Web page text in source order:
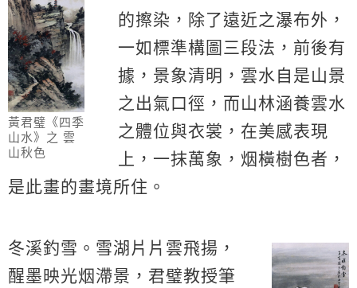
黃君璧《四季
山水》之 雲
山秋色
的擦染，除了遠近之瀑布外，
一如標準構圖三段法，前後有
據，景象清明，雲水自是山景
之出氣口徑，而山林涵養雲水
之體位與衣裳，在美感表現
上，一抹萬象，烟橫樹色者，
是此畫的畫境所住。
冬溪釣雪。雪湖片片雲飛揚，
醒墨映光烟滯景，君璧教授筆